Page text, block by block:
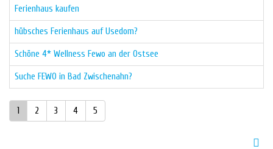
Ferienhaus kaufen
hübsches Ferienhaus auf Usedom?
Schöne 4* Wellness Fewo an der Ostsee
Suche FEWO in Bad Zwischenahn?
1 2 3 4 5